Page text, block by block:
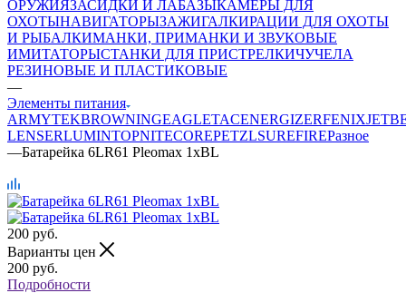
ОРУЖИЯЗАСИДКИ И ЛАБАЗЫКАМЕРЫ ДЛЯ
ОХОТЫНАВИГАТОРЫЗАЖИГАЛКИРАЦИИ ДЛЯ ОХОТЫ
И РЫБАЛКИМАНКИ, ПРИМАНКИ И ЗВУКОВЫЕ
ИМИТАТОРЫСТАНКИ ДЛЯ ПРИСТРЕЛКИЧУЧЕЛА
РЕЗИНОВЫЕ И ПЛАСТИКОВЫЕ
—
Элементы питания
ARMYTEKBROWNINGEAGLETACENERGIZERFENIX
LENSERLUMINTOPNITECOREPETZLSUREFIREРазное
—Батарейка 6LR61 Pleomax 1xBL
200 руб.
Варианты цен
200 руб.
Подробности